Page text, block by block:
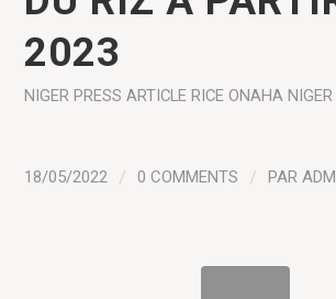
2023
NIGER PRESS ARTICLE RICE ONAHA NIGER
18/05/2022 / 0 COMMENTS / PAR